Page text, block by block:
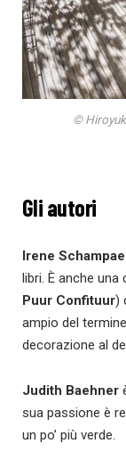
©
Gli autori
Irene
libri. È anche
Puur Confituur)
ampio del
decorazione al
Judith Baehner
sua passione è
un po’ più verde.